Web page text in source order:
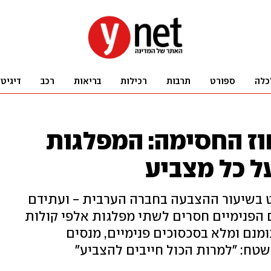
ספורט תרבות רכילות בריאות רכב
החסימה: המפלגות
כל מצביע
ההצבעה בחברה הערבית - ועתידם
חסרים לשתי מפלגות אלפי קולות
ומלא בסכסוכים פנימיים, מנסים
"למרות הכול חייבים להצביע"